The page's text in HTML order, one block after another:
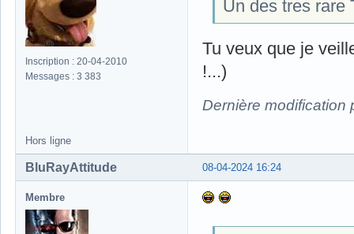
Inscription : 20-04-2010
Messages : 3 383
Un des tres rare
Tu veux que je
!...)
Dernière modification
Hors ligne
08-04-2024 16:24
BluRayAttitude
Membre